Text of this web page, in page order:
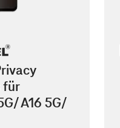
für
A16 5G/